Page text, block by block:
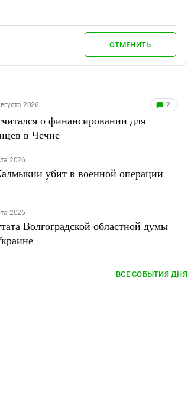
ОТМЕНИТЬ
2026 2
о финансировании для
в Чечне
2026
убит в военной операции
2026
Волгоградской областной думы
ВСЕ СОБЫТИЯ ДНЯ